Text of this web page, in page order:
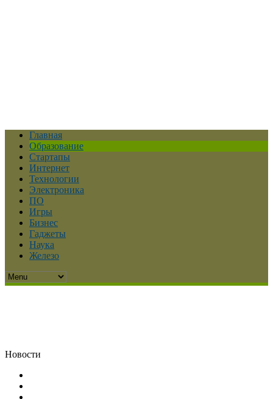
Главная
Образование
Стартапы
Интернет
Технологии
Электроника
ПО
Игры
Бизнес
Гаджеты
Наука
Железо
Новости